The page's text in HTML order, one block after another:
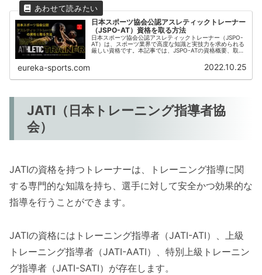
日本スポーツ協会公認アスレティックトレーナー
（JSPO-AT）資格を取る方法
日本スポーツ協会公認アスレティックトレーナー（JSPO-
AT）は、スポーツ業界で高度な知識と実技力を求められる
厳しい資格です。本記事では、JSPO-ATの資格概要、取得
網羅。特に試験の難易度が高いため、各試験の内容と合格
基準を理解し、準備を進めるためのポイントを解説しま
eureka-sports.com 2022.10.25
JATI（日本トレーニング指導者協
会）
JATIの資格を持つトレーナーは、トレーニング指導に関
する専門的な知識を持ち、選手に対して安全かつ効果的な
指導を行うことができます。
JATIの資格にはトレーニング指導者（JATI-ATI）、上級
トレーニング指導者（JATI-AATI）、特別上級トレーニン
グ指導者（JATI-SATI）が存在します。